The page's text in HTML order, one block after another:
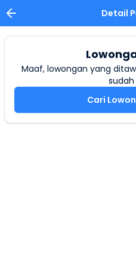
Detail
Maaf, lowongan yang
Cari